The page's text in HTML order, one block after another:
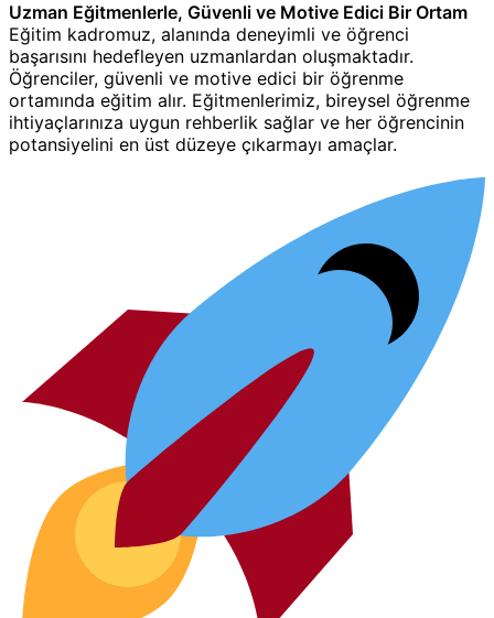
Uzman Eğitmenlerle, Güvenli ve Motive Edici Bir Ortam
Eğitim kadromuz, alanında deneyimli ve öğrenci
başarısını hedefleyen uzmanlardan oluşmaktadır.
Öğrenciler, güvenli ve motive edici bir öğrenme
ortamında eğitim alır. Eğitmenlerimiz, bireysel öğrenme
ihtiyaçlarınıza uygun rehberlik sağlar ve her öğrencinin
potansiyelini en üst düzeye çıkarmayı amaçlar.